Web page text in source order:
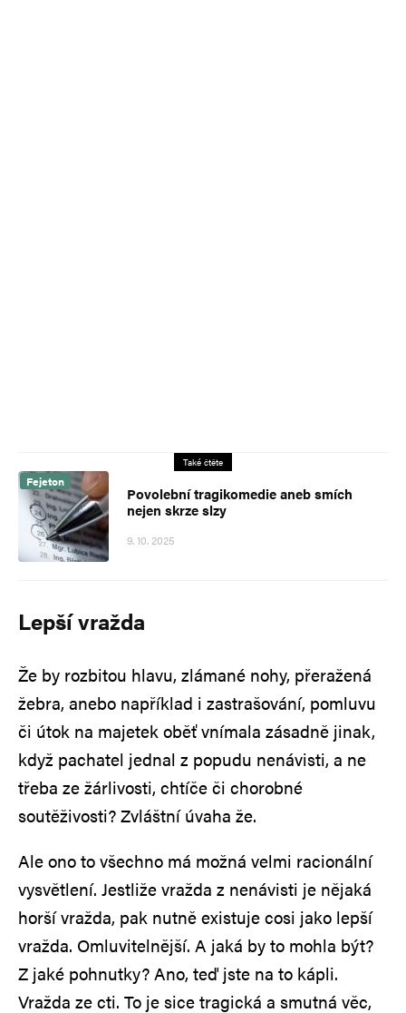
Také čtěte
Fejeton
Povolební tragikomedie aneb smích
nejen skrze slzy
9. 10. 2025
Lepší vražda
Že by rozbitou hlavu, zlámané nohy, přeražená
žebra, anebo například i zastrašování, pomluvu
či útok na majetek oběť vnímala zásadně jinak,
když pachatel jednal z popudu nenávisti, a ne
třeba ze žárlivosti, chtíče či chorobné
soutěživosti? Zvláštní úvaha že.
Ale ono to všechno má možná velmi racionální
vysvětlení. Jestliže vražda z nenávisti je nějaká
horší vražda, pak nutně existuje cosi jako lepší
vražda. Omluvitelnější. A jaká by to mohla být?
Z jaké pohnutky? Ano, teď jste na to kápli.
Vražda ze cti. To je sice tragická a smutná věc,